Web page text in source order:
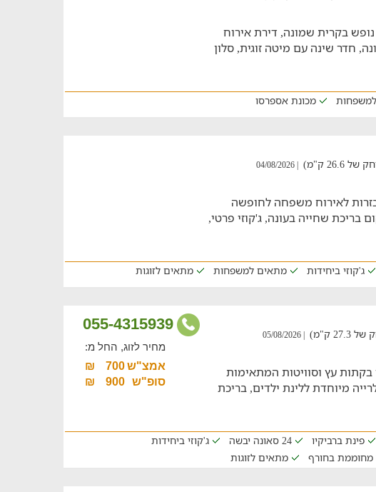
נופש בקרית שמונה, דירת אירוח
חדר שינה עם מיטה זוגית, סלון
מכונת אספרסו
ק"מ) | 04/08/2026
לאירוח משפחה לחופשה
בריכת שחייה בעונה, ג'קוזי פרטי,
ג'קוזי ביחידות מתאים למשפחות מתאים לזוגות
055-4315939
ק"מ) | 05/08/2026
עץ וסוויטות המתאימות
מיוחדת ללינת ילדים, בריכת
מחיר לזוג, החל מ:
אמצ"ש700
₪
סופ"ש
900
₪
פינת ברביקיו 24 סאונה יבשה
ג'קוזי ביחידות
מחוממת בחורף מתאים לזוגות